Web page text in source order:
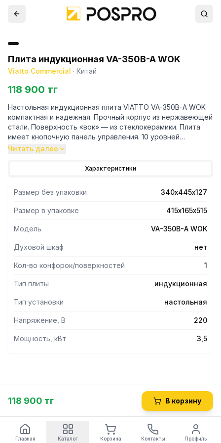
Плита индукционная VA-350B-A WOK
Viatto Commercial · Китай
118 900 тг
Настольная индукционная плита VIATTO VA-350B-A WOK
компактная и надежная. Прочный корпус из нержавеющей
стали. Поверхность «вок» — из стеклокерамики. Плита
имеет кнопочную панель управления. 10 уровней
мощности. Электронный таймер.
сковороде «вок». Сковорода в комплект не входит и
Читать далее
Характеристики
Размер без упаковки 340х445х127
Размер в упаковке 415х165х515
Модель VA-350B-A WOK
Духовой шкаф нет
Кол-во конфорок/поверхностей 1
Тип плиты индукционная
Тип установки настольная
Напряжение, В 220
Мощность, кВт 3,5
118 900 тг В корзину
Главная Каталог Корзина Контакты Профиль